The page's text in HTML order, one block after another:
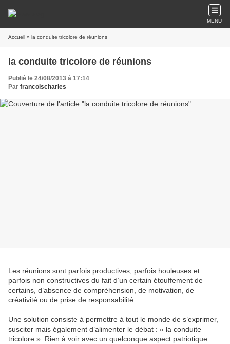
MENU
Accueil » la conduite tricolore de réunions
la conduite tricolore de réunions
Publié le 24/08/2013 à 17:14
Par francoischarles
Les réunions sont parfois productives, parfois houleuses et
parfois non constructives du fait d’un certain étouffement de
certains, d’absence de compréhension, de motivation, de
créativité ou de prise de responsabilité.
Une solution consiste à permettre à tout le monde de s’exprimer,
susciter mais également d’alimenter le débat : « la conduite
tricolore ». Rien à voir avec un quelconque aspect patriotique